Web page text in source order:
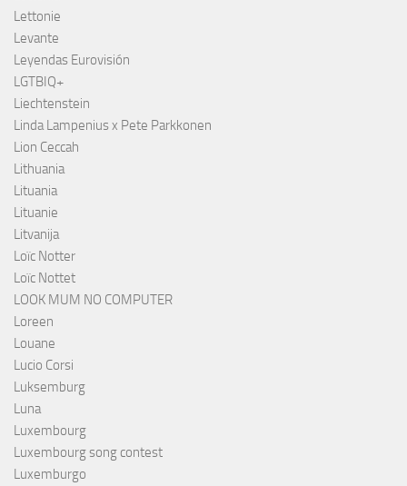
Lettonie
Levante
Leyendas Eurovisión
LGTBIQ+
Liechtenstein
Linda Lampenius x Pete Parkkonen
Lion Ceccah
Lithuania
Lituania
Lituanie
Litvanija
Loïc Notter
Loïc Nottet
LOOK MUM NO COMPUTER
Loreen
Louane
Lucio Corsi
Luksemburg
Luna
Luxembourg
Luxembourg song contest
Luxemburgo